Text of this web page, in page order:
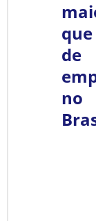
que
de
no